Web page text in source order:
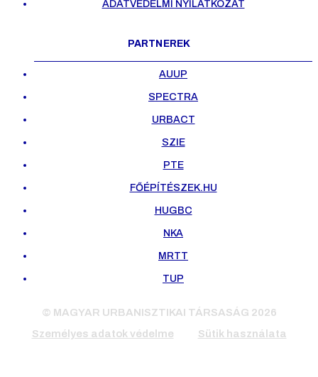
ADATVÉDELMI NYILATKOZAT
PARTNEREK
AUUP
SPECTRA
URBACT
SZIE
PTE
FŐÉPÍTÉSZEK.HU
HUGBC
NKA
MRTT
TUP
© MAGYAR URBANISZTIKAI TÁRSASÁG 2026
Személyes adatok védelme
Sütik használata